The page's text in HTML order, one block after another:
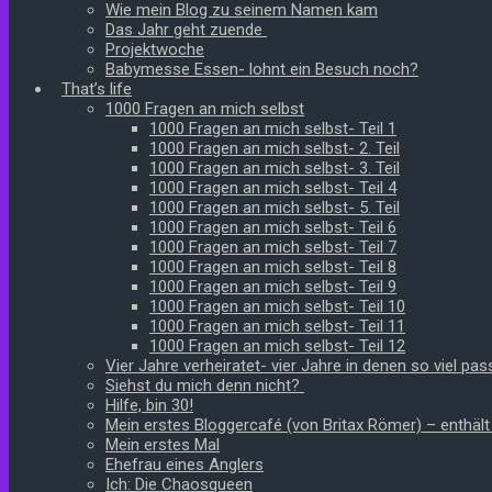
Wie mein Blog zu seinem Namen kam
Das Jahr geht zuende
Projektwoche
Babymesse Essen- lohnt ein Besuch noch?
That’s life
1000 Fragen an mich selbst
1000 Fragen an mich selbst- Teil 1
1000 Fragen an mich selbst- 2. Teil
1000 Fragen an mich selbst- 3. Teil
1000 Fragen an mich selbst- Teil 4
1000 Fragen an mich selbst- 5. Teil
1000 Fragen an mich selbst- Teil 6
1000 Fragen an mich selbst- Teil 7
1000 Fragen an mich selbst- Teil 8
1000 Fragen an mich selbst- Teil 9
1000 Fragen an mich selbst- Teil 10
1000 Fragen an mich selbst- Teil 11
1000 Fragen an mich selbst- Teil 12
Vier Jahre verheiratet- vier Jahre in denen so viel
Siehst du mich denn nicht?
Hilfe, bin 30!
Mein erstes Bloggercafé (von Britax Römer) – enthält
Mein erstes Mal
Ehefrau eines Anglers
Ich: Die Chaosqueen